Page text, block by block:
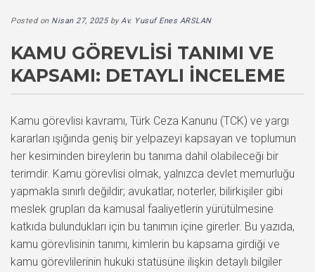
Posted on Nisan 27, 2025byAv. Yusuf Enes ARSLAN
KAMU GÖREVLISI TANIMI VE
KAPSAMI: DETAYLI İNCELEME
Kamu görevlisi kavramı, Türk Ceza Kanunu (TCK) ve yargı
kararları ışığında geniş bir yelpazeyi kapsayan ve toplumun
her kesiminden bireylerin bu tanıma dahil olabileceği bir
terimdir. Kamu görevlisi olmak, yalnızca devlet memurluğu
yapmakla sınırlı değildir; avukatlar, noterler, bilirkişiler gibi
meslek grupları da kamusal faaliyetlerin yürütülmesine
katkıda bulundukları için bu tanımın içine girerler. Bu yazıda,
kamu görevlisinin tanımı, kimlerin bu kapsama girdiği ve
kamu görevlilerinin hukuki statüsüne ilişkin detaylı bilgiler